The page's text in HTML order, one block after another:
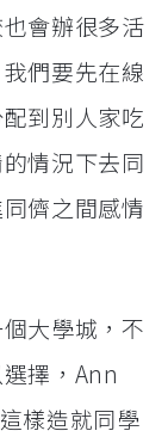
會辦很多活
們要先在線
到別人家吃
情況下去同
儕之間感情
大學城，不
擇，Ann
樣造就同學